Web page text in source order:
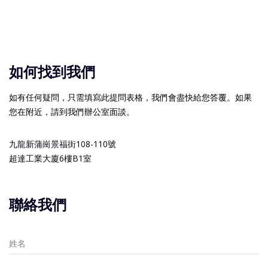
如何找到我們
如有任何疑問，只需填寫此提問表格，我們會盡快給您答覆。如果
您在附近，請到我們辦公室面談。
九龍新蒲崗景福街108-110號
超達工業大廈6樓B1室
聯絡我們
姓名